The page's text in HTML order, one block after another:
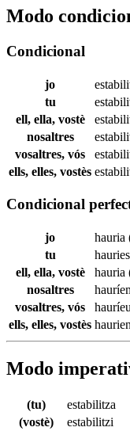
Modo
Condicional
jo
tu
ell, ella, vostè
nosaltres
vosaltres, vós
ells, elles, vostès
Condicional
jo hauria
tu
ell, ella, vostè
hauria
nosaltres
vosaltres, vós
ells, elles, vostès
Modo
(tu)
estabilitza
(vostè)
estabilitzi